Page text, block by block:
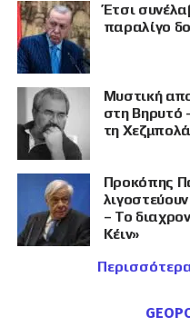
Έτσι
παραλίγο
Μυστική
στη Βηρυτό
τη
Προκόπης
– Το
Κέιν»